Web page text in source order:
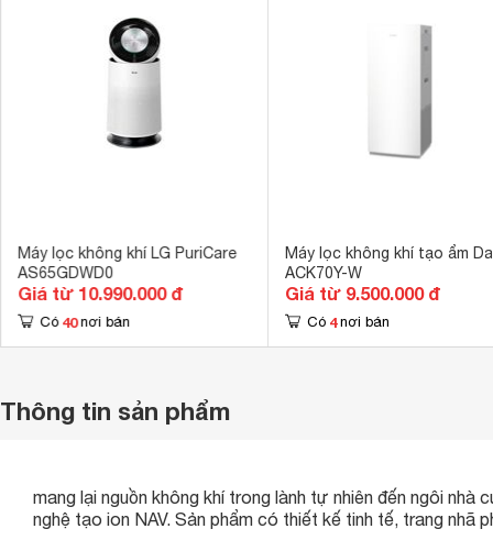
Máy lọc không khí LG PuriCare
AS65GDWD0
Giá từ 10.990.000 đ
Có 40 nơi bán
Máy lọc không khí tạo ẩm
ACK70Y-W
Giá từ 9.500.000 đ
Có 4 nơi bán
Thông tin sản phẩm
mang lại nguồn không khí trong lành tự nhiên đến ngôi
nghệ tạo ion NAV. Sản phẩm có thiết kế tinh tế, trang nhã